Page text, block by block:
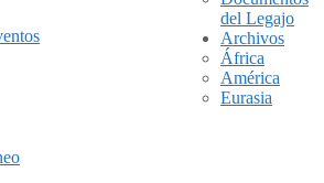
del Legajo
Archivos
África
América
Eurasia